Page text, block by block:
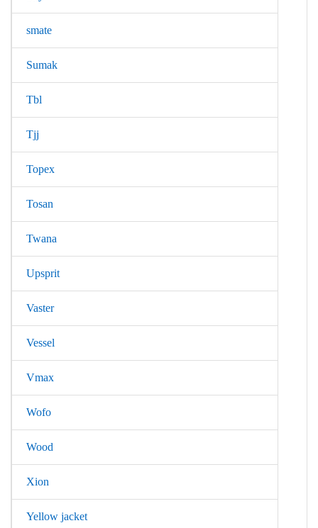
smate
Sumak
Tbl
Tjj
Topex
Tosan
Twana
Upsprit
Vaster
Vessel
Vmax
Wofo
Wood
Xion
Yellow jacket